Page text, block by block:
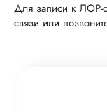
Для записи к ЛОР-
связи или